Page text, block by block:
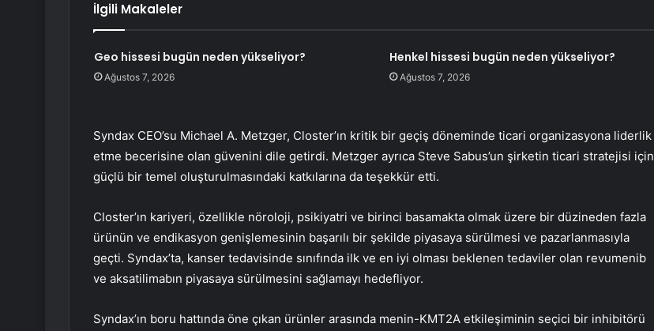
İlgili Makaleler
Geo hissesi bugün neden yükseliyor?
Ağustos 7, 2026
Henkel hissesi bugün neden yükseliyor?
Ağustos 7, 2026
Syndax CEO’su Michael A. Metzger, Closter’ın kritik bir geçiş döneminde ticari organizasyona liderlik
etme becerisine olan güvenini dile getirdi. Metzger ayrıca Steve Sabus’un şirketin ticari stratejisi için
güçlü bir temel oluşturulmasındaki katkılarına da teşekkür etti.
Closter’ın kariyeri, özellikle nöroloji, psikiyatri ve birinci basamakta olmak üzere bir düzineden fazla
ürünün ve endikasyon genişlemesinin başarılı bir şekilde piyasaya sürülmesi ve pazarlanmasıyla
geçti. Syndax’ta, kanser tedavisinde sınıfında ilk ve en iyi olması beklenen tedaviler olan revumenib
ve aksatilimabın piyasaya sürülmesini sağlamayı hedefliyor.
Syndax’ın boru hattında öne çıkan ürünler arasında menin-KMT2A etkileşiminin seçici bir inhibitörü